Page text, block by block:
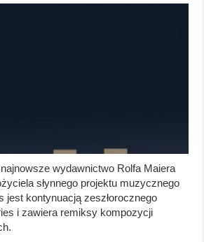
wydawnictwo Rolfa Maiera
słynnego projektu muzycznego
jest kontynuacją zeszłorocznego
i zawiera remiksy kompozycji